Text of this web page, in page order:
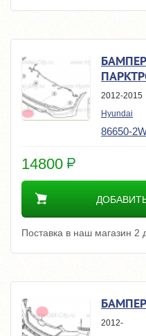
2012-2015
Hyundai
86650-
14800
Поставка в наш магазин 2
2012-